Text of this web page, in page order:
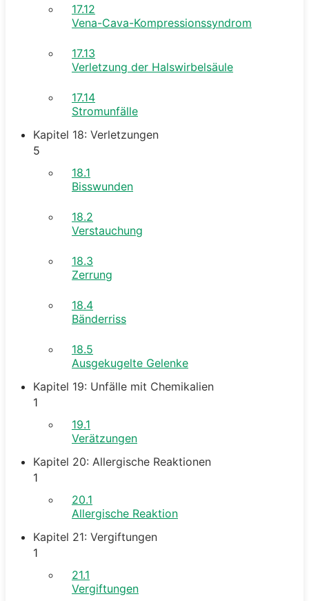
17.12
Vena-Cava-Kompressionssyndrom
17.13
Verletzung der Halswirbelsäule
17.14
Stromunfälle
Kapitel 18: Verletzungen
5
18.1
Bisswunden
18.2
Verstauchung
18.3
Zerrung
18.4
Bänderriss
18.5
Ausgekugelte Gelenke
Kapitel 19: Unfälle mit Chemikalien
1
19.1
Verätzungen
Kapitel 20: Allergische Reaktionen
1
20.1
Allergische Reaktion
Kapitel 21: Vergiftungen
1
21.1
Vergiftungen